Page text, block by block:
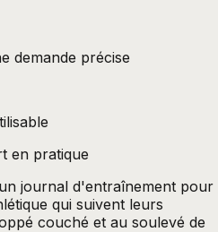
demande précise
en pratique
journal d'entraînement pour
qui suivent leurs
couché et au soulevé de